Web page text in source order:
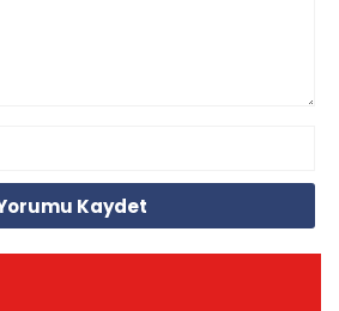
Kaydet